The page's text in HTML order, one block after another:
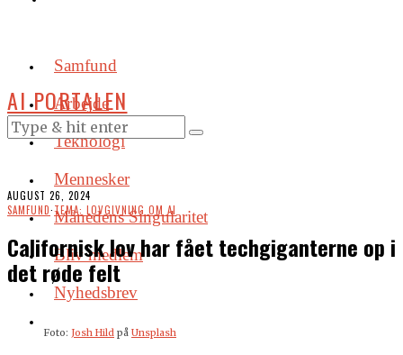
Samfund
Arbejde
Teknologi
Mennesker
Månedens Singularitet
Bliv medlem
Nyhedsbrev
AI PORTALEN
AUGUST 26, 2024
SAMFUND·TEMA: LOVGIVNING OM AI
Californisk lov har fået techgiganterne op i
det røde felt
Foto: Josh Hild på Unsplash